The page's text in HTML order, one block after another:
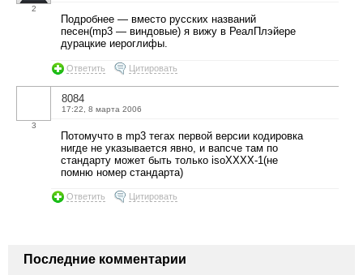
2
Подробнее — вместо русских названий
песен(mp3 — виндовые) я вижу в РеалПлэйере
дурацкие иероглифы.
Ответить Цитировать
3
8084
17:22, 8 марта 2006
Потомучто в mp3 тегах первой версии кодировка
нигде не указывается явно, и вапсче там по
стандарту может быть только isoXXXX-1(не
помню номер стандарта)
Ответить Цитировать
Последние комментарии